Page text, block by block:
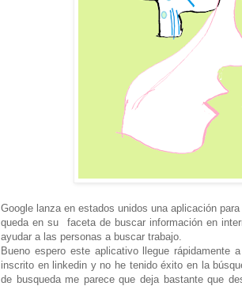
Google lanza en estados unidos una aplicación
queda en su faceta de buscar información en
ayudar a las personas a buscar trabajo.
Bueno espero este aplicativo llegue rápidamente
inscrito en linkedin y no he tenido éxito en la
de busqueda me parece que deja bastante que